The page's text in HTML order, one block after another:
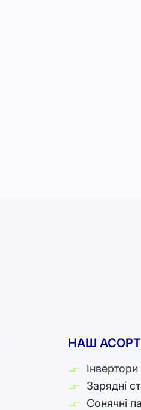
НАШ
Зарядні
Сонячні